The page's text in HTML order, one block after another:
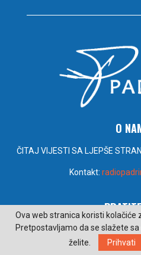
O
ČITAJ VIJESTI SA LJEPŠE
Kontakt:
Ova web stranica koristi kolačiće
Pretpostavljamo da se slažete
želite.
Prihvati